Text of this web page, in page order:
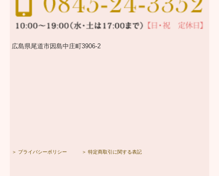
広島県尾道市因島中庄町3906-2
＞ プライバシーポリシー ＞ 特定商取引に関する表記